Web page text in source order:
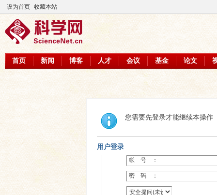
设为首页 收藏本站
首页 新闻 博客 人才 会议 基金 论文
您需要先登录才能继续本操作
用户登录
帐 号 ：
密 码 ：